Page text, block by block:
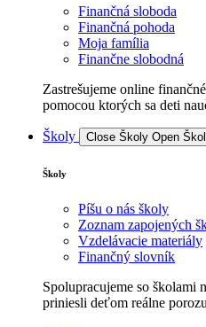
Finančná sloboda
Finančná pohoda
Moja família
Finančne slobodná
Zastrešujeme online
pomocou ktorých sa deti
Školy Close Školy Open
Školy
Píšu o nás školy
Zoznam zapojených
Vzdelávacie materiály
Finančný slovník
Spolupracujeme so školami
priniesli deťom reálne